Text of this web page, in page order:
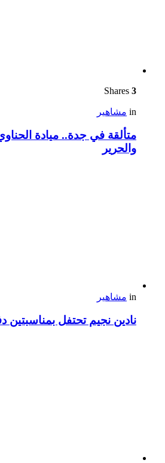
3
in مشاهير
متألقة في جدة.. ميادة
والحرير
in مشاهير
نادين نجيم تحتفل بمناسبتين